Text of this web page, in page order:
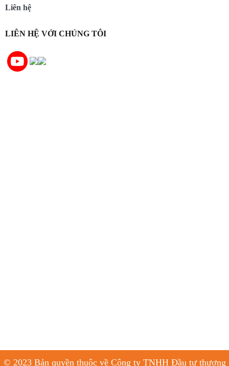
Liên hệ
LIÊN HỆ VỚI CHÚNG TÔI
© 2023 Bản quyền thuộc về Công ty TNHH Đầu tư thương